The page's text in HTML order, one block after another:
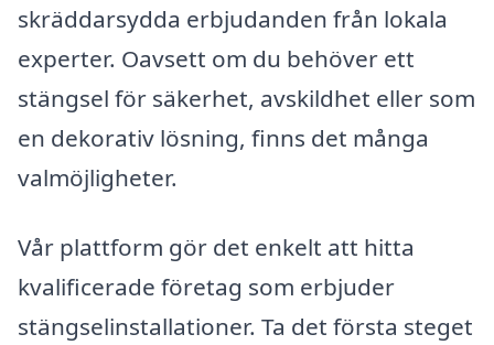
skräddarsydda erbjudanden från lokala
experter. Oavsett om du behöver ett
stängsel för säkerhet, avskildhet eller som
en dekorativ lösning, finns det många
valmöjligheter.
Vår plattform gör det enkelt att hitta
kvalificerade företag som erbjuder
stängselinstallationer. Ta det första steget